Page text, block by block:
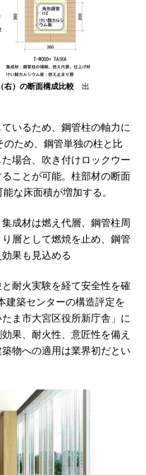
右）の断面構成比較 出
いるため、鋼管柱の軸力に
ため、鋼管単独の柱と比
場合、吹き付けロックウー
ことが可能。柱部材の断面
な床面積が増加する。
成材は燃え代層、鋼管柱周
層として燃焼を止め、鋼管
果も見込める
耐火実験を経て安全性を確
建築センターの構造評定を
ま市大宮区役所新庁舎」に
果、耐火性、意匠性を備え
物への適用は業界初だとい